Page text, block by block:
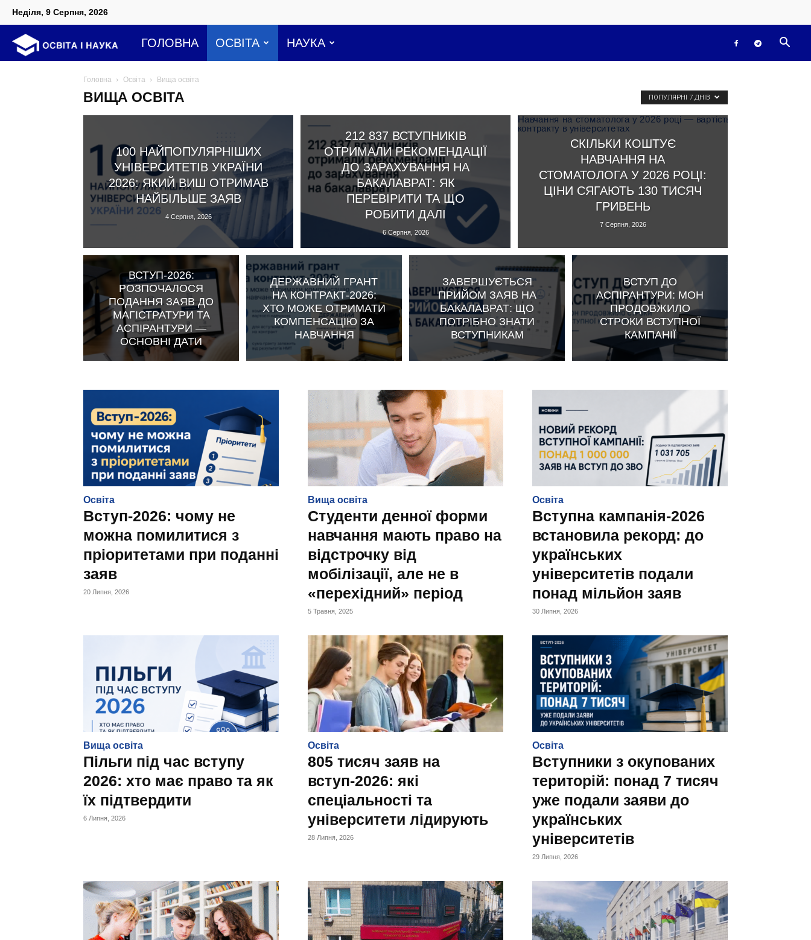
Неділя, 9 Серпня, 2026
Освіта
і
наука
ГОЛОВНА ОСВІТА НАУКА
Головна Освіта Вища освіта
ВИЩА ОСВІТА ПОПУЛЯРНІ 7 ДНІВ
100 НАЙПОПУЛЯРНІШИХ
УНІВЕРСИТЕТІВ УКРАЇНИ
2026: ЯКИЙ ВИШ ОТРИМАВ
НАЙБІЛЬШЕ ЗАЯВ
4 Серпня, 2026
212 837 ВСТУПНИКІВ
ОТРИМАЛИ РЕКОМЕНДАЦІЇ
ДО ЗАРАХУВАННЯ НА
БАКАЛАВРАТ: ЯК
ПЕРЕВІРИТИ ТА ЩО
РОБИТИ ДАЛІ
6 Серпня, 2026
СКІЛЬКИ КОШТУЄ
НАВЧАННЯ НА
СТОМАТОЛОГА У 2026 РОЦІ:
ЦІНИ СЯГАЮТЬ 130 ТИСЯЧ
ГРИВЕНЬ
7 Серпня, 2026
ВСТУП-2026:
РОЗПОЧАЛОСЯ
ПОДАННЯ ЗАЯВ ДО
МАГІСТРАТУРИ ТА
АСПІРАНТУРИ —
ОСНОВНІ ДАТИ
ДЕРЖАВНИЙ ГРАНТ
НА КОНТРАКТ-2026:
ХТО МОЖЕ ОТРИМАТИ
КОМПЕНСАЦІЮ ЗА
НАВЧАННЯ
ЗАВЕРШУЄТЬСЯ
ПРИЙОМ ЗАЯВ НА
БАКАЛАВРАТ: ЩО
ПОТРІБНО ЗНАТИ
ВСТУПНИКАМ
ВСТУП ДО
АСПІРАНТУРИ: МОН
ПРОДОВЖИЛО
СТРОКИ ВСТУПНОЇ
КАМПАНІЇ
Освіта
Вступ-2026: чому не
можна помилитися з
пріоритетами при поданні
заяв
20 Липня, 2026
Вища освіта
Студенти денної форми
навчання мають право на
відстрочку від
мобілізації, але не в
«перехідний» період
5 Травня, 2025
Освіта
Вступна кампанія-2026
встановила рекорд: до
українських
університетів подали
понад мільйон заяв
30 Липня, 2026
Вища освіта
Пільги під час вступу
2026: хто має право та як
їх підтвердити
6 Липня, 2026
Освіта
805 тисяч заяв на
вступ-2026: які
спеціальності та
університети лідирують
28 Липня, 2026
Освіта
Вступники з окупованих
територій: понад 7 тисяч
уже подали заяви до
українських
університетів
29 Липня, 2026